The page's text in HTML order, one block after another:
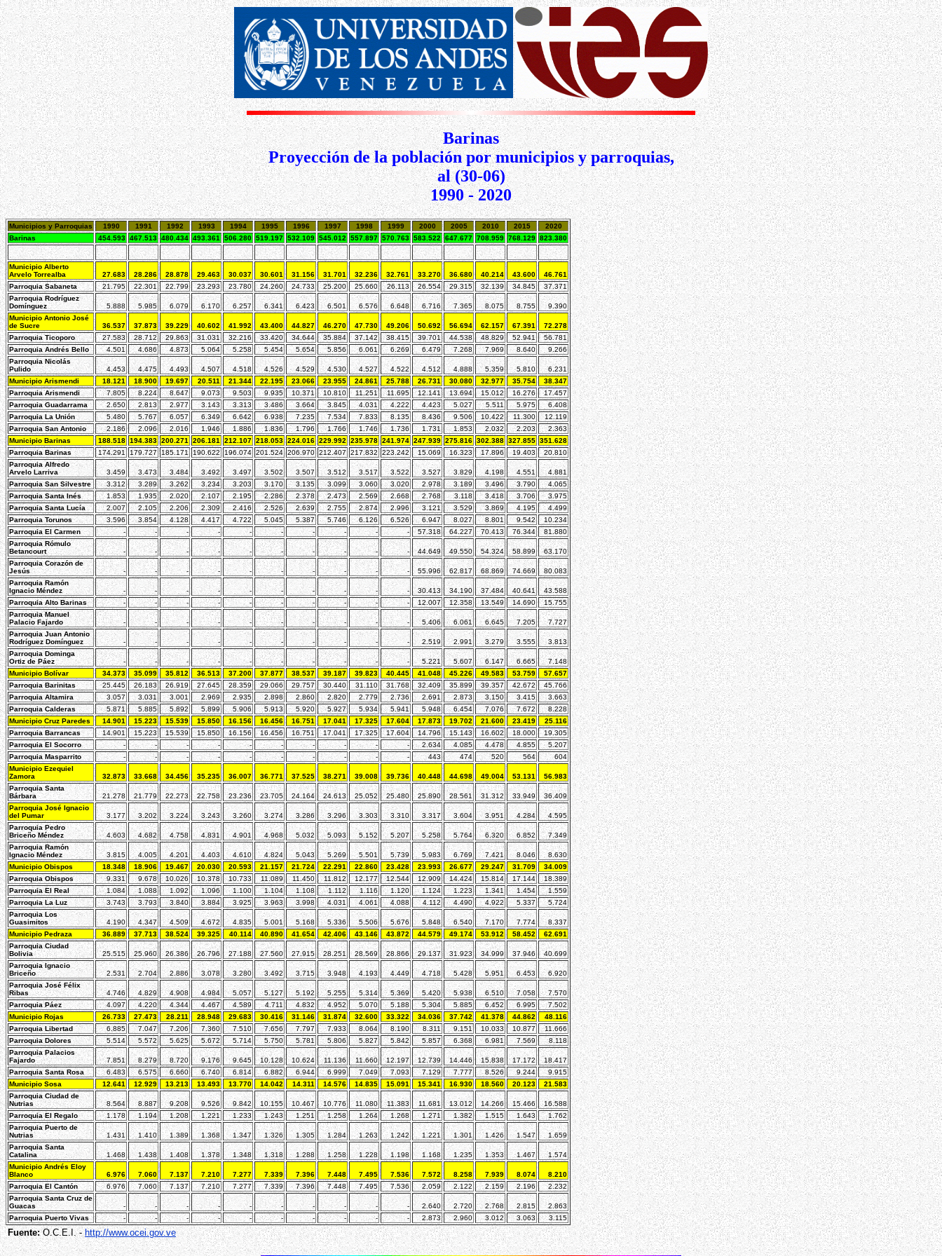
Barinas
Proyección de la población por municipios y parroquias,
al (30-06)
1990 - 2020
Municipios y Parroquias 1990 1991 1992 1993 1994 1995 1996 1997 1998 1999 2000 2005 2010 2015
2020
Barinas
454.593 467.513 480.434 493.361 506.280 519.197 532.109 545.012 557.897 570.763 583.522 647.677 708.959 768.129 823.380
Municipio Alberto
Arvelo Torrealba
27.683 28.286 28.878 29.463 30.037 30.601 31.156 31.701 32.236 32.761 33.270 36.680 40.214 43.600
46.761
Parroquia Sabaneta
21.795 22.301 22.799 23.293 23.780 24.260 24.733 25.200 25.660 26.113 26.554 29.315 32.139 34.845
37.371
Parroquia Rodríguez
Domínguez
5.888 5.985 6.079 6.170 6.257 6.341 6.423 6.501 6.576 6.648 6.716 7.365 8.075 8.755
9.390
Municipio Antonio José
de Sucre
36.537 37.873 39.229 40.602 41.992 43.400 44.827 46.270 47.730 49.206 50.692 56.694 62.157 67.391
72.278
Parroquia Ticoporo
27.583 28.712 29.863 31.031 32.216 33.420 34.644 35.884 37.142 38.415 39.701 44.538 48.829 52.941
56.781
Parroquia Andrés Bello
4.501 4.686 4.873 5.064 5.258 5.454 5.654 5.856 6.061 6.269 6.479 7.268 7.969 8.640
9.266
Parroquia Nicolás
Pulido
4.453 4.475 4.493 4.507 4.518 4.526 4.529 4.530 4.527 4.522 4.512 4.888 5.359 5.810
6.231
Municipio Arismendi
18.121 18.900 19.697 20.511 21.344 22.195 23.066 23.955 24.861 25.788 26.731 30.080 32.977 35.754
38.347
Parroquia Arismendi
7.805 8.224 8.647 9.073 9.503 9.935 10.371 10.810 11.251 11.695 12.141 13.694 15.012 16.276
17.457
Parroquia Guadarrama
2.650 2.813 2.977 3.143 3.313 3.486 3.664 3.845 4.031 4.222 4.423 5.027 5.511 5.975
6.408
Parroquia La Unión
5.480 5.767 6.057 6.349 6.642 6.938 7.235 7.534 7.833 8.135 8.436 9.506 10.422 11.300
12.119
Parroquia San Antonio
2.186 2.096 2.016 1.946 1.886 1.836 1.796 1.766 1.746 1.736 1.731 1.853 2.032 2.203
2.363
Municipio Barinas
188.518 194.383 200.271 206.181 212.107 218.053 224.016 229.992 235.978 241.974 247.939 275.816 302.388 327.855 351.628
Parroquia Barinas
174.291 179.727 185.171 190.622 196.074 201.524 206.970 212.407 217.832 223.242 15.069 16.323 17.896 19.403
20.810
Parroquia Alfredo
Arvelo Larriva
3.459 3.473 3.484 3.492 3.497 3.502 3.507 3.512 3.517 3.522 3.527 3.829 4.198 4.551
4.881
Parroquia San Silvestre
3.312 3.289 3.262 3.234 3.203 3.170 3.135 3.099 3.060 3.020 2.978 3.189 3.496 3.790
4.065
Parroquia Santa Inés
1.853 1.935 2.020 2.107 2.195 2.286 2.378 2.473 2.569 2.668 2.768 3.118 3.418 3.706
3.975
Parroquia Santa Lucía
2.007 2.105 2.206 2.309 2.416 2.526 2.639 2.755 2.874 2.996 3.121 3.529 3.869 4.195
4.499
Parroquia Torunos
3.596 3.854 4.128 4.417 4.722 5.045 5.387 5.746 6.126 6.526 6.947 8.027 8.801 9.542
10.234
Parroquia El Carmen
- - - - - - - - - - 57.318 64.227 70.413 76.344
81.880
Parroquia Rómulo
Betancourt
- - - - - - - - - - 44.649 49.550 54.324 58.899
63.170
Parroquia Corazón de
Jesús
- - - - - - - - - - 55.996 62.817 68.869 74.669
80.083
Parroquia Ramón
Ignacio Méndez
- - - - - - - - - - 30.413 34.190 37.484 40.641
43.588
Parroquia Alto Barinas
- - - - - - - - - - 12.007 12.358 13.549 14.690
15.755
Parroquia Manuel
Palacio Fajardo
- - - - - - - - - - 5.406 6.061 6.645 7.205
7.727
Parroquia Juan Antonio
Rodríguez Domínguez
- - - - - - - - - - 2.519 2.991 3.279 3.555
3.813
Parroquia Dominga
Ortiz de Páez
- - - - - - - - - - 5.221 5.607 6.147 6.665
7.148
Municipio Bolívar
34.373 35.099 35.812 36.513 37.200 37.877 38.537 39.187 39.823 40.445 41.048 45.226 49.583 53.759
57.657
Parroquia Barinitas
25.445 26.183 26.919 27.645 28.359 29.066 29.757 30.440 31.110 31.768 32.409 35.899 39.357 42.672
45.766
Parroquia Altamira
3.057 3.031 3.001 2.969 2.935 2.898 2.860 2.820 2.779 2.736 2.691 2.873 3.150 3.415
3.663
Parroquia Calderas
5.871 5.885 5.892 5.899 5.906 5.913 5.920 5.927 5.934 5.941 5.948 6.454 7.076 7.672
8.228
Municipio Cruz Paredes
14.901 15.223 15.539 15.850 16.156 16.456 16.751 17.041 17.325 17.604 17.873 19.702 21.600 23.419
25.116
Parroquia Barrancas
14.901 15.223 15.539 15.850 16.156 16.456 16.751 17.041 17.325 17.604 14.796 15.143 16.602 18.000
19.305
Parroquia El Socorro
- - - - - - - - - - 2.634 4.085 4.478 4.855
5.207
Parroquia Masparrito
- - - - - - - - - - 443 474 520 564
604
Municipio Ezequiel
Zamora
32.873 33.668 34.456 35.235 36.007 36.771 37.525 38.271 39.008 39.736 40.448 44.698 49.004 53.131
56.983
Parroquia Santa
Bárbara
21.278 21.779 22.273 22.758 23.236 23.705 24.164 24.613 25.052 25.480 25.890 28.561 31.312 33.949
36.409
Parroquia José Ignacio
del Pumar
3.177 3.202 3.224 3.243 3.260 3.274 3.286 3.296 3.303 3.310 3.317 3.604 3.951 4.284
4.595
Parroquia Pedro
Briceño Méndez
4.603 4.682 4.758 4.831 4.901 4.968 5.032 5.093 5.152 5.207 5.258 5.764 6.320 6.852
7.349
Parroquia Ramón
Ignacio Méndez
3.815 4.005 4.201 4.403 4.610 4.824 5.043 5.269 5.501 5.739 5.983 6.769 7.421 8.046
8.630
Municipio Obispos
18.348 18.906 19.467 20.030 20.593 21.157 21.724 22.291 22.860 23.428 23.993 26.677 29.247 31.709
34.009
Parroquia Obispos
9.331 9.678 10.026 10.378 10.733 11.089 11.450 11.812 12.177 12.544 12.909 14.424 15.814 17.144
18.389
Parroquia El Real
1.084 1.088 1.092 1.096 1.100 1.104 1.108 1.112 1.116 1.120 1.124 1.223 1.341 1.454
1.559
Parroquia La Luz
3.743 3.793 3.840 3.884 3.925 3.963 3.998 4.031 4.061 4.088 4.112 4.490 4.922 5.337
5.724
Parroquia Los
Guasimitos
4.190 4.347 4.509 4.672 4.835 5.001 5.168 5.336 5.506 5.676 5.848 6.540 7.170 7.774
8.337
Municipio Pedraza
36.889 37.713 38.524 39.325 40.114 40.890 41.654 42.406 43.146 43.872 44.579 49.174 53.912 58.452
62.691
Parroquia Ciudad
Bolivia
25.515 25.960 26.386 26.796 27.188 27.560 27.915 28.251 28.569 28.866 29.137 31.923 34.999 37.946
40.699
Parroquia Ignacio
Briceño
2.531 2.704 2.886 3.078 3.280 3.492 3.715 3.948 4.193 4.449 4.718 5.428 5.951 6.453
6.920
Parroquia José Félix
Ribas
4.746 4.829 4.908 4.984 5.057 5.127 5.192 5.255 5.314 5.369 5.420 5.938 6.510 7.058
7.570
Parroquia Páez
4.097 4.220 4.344 4.467 4.589 4.711 4.832 4.952 5.070 5.188 5.304 5.885 6.452 6.995
7.502
Municipio Rojas
26.733 27.473 28.211 28.948 29.683 30.416 31.146 31.874 32.600 33.322 34.036 37.742 41.378 44.862
48.116
Parroquia Libertad
6.885 7.047 7.206 7.360 7.510 7.656 7.797 7.933 8.064 8.190 8.311 9.151 10.033 10.877
11.666
Parroquia Dolores
5.514 5.572 5.625 5.672 5.714 5.750 5.781 5.806 5.827 5.842 5.857 6.368 6.981 7.569
8.118
Parroquia Palacios
Fajardo
7.851 8.279 8.720 9.176 9.645 10.128 10.624 11.136 11.660 12.197 12.739 14.446 15.838 17.172
18.417
Parroquia Santa Rosa
6.483 6.575 6.660 6.740 6.814 6.882 6.944 6.999 7.049 7.093 7.129 7.777 8.526 9.244
9.915
Municipio Sosa
12.641 12.929 13.213 13.493 13.770 14.042 14.311 14.576 14.835 15.091 15.341 16.930 18.560 20.123
21.583
Parroquia Ciudad de
Nutrias
8.564 8.887 9.208 9.526 9.842 10.155 10.467 10.776 11.080 11.383 11.681 13.012 14.266 15.466
16.588
Parroquia El Regalo
1.178 1.194 1.208 1.221 1.233 1.243 1.251 1.258 1.264 1.268 1.271 1.382 1.515 1.643
1.762
Parroquia Puerto de
Nutrias
1.431 1.410 1.389 1.368 1.347 1.326 1.305 1.284 1.263 1.242 1.221 1.301 1.426 1.547
1.659
Parroquia Santa
Catalina
1.468 1.438 1.408 1.378 1.348 1.318 1.288 1.258 1.228 1.198 1.168 1.235 1.353 1.467
1.574
Municipio Andrés Eloy
Blanco
6.976 7.060 7.137 7.210 7.277 7.339 7.396 7.448 7.495 7.536 7.572 8.258 7.939 8.074
8.210
Parroquia El Cantón
6.976 7.060 7.137 7.210 7.277 7.339 7.396 7.448 7.495 7.536 2.059 2.122 2.159 2.196
2.232
Parroquia Santa Cruz de
Guacas
- - - - - - - - - - 2.640 2.720 2.768 2.815
2.863
Parroquia Puerto Vivas
- - - - - - - - - - 2.873 2.960 3.012 3.063 3.115
Fuente: O.C.E.I. -http://www.ocei.gov.ve